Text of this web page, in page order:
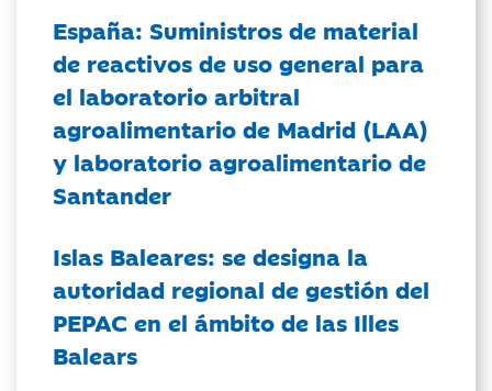
España: Suministros de material
de reactivos de uso general para
el laboratorio arbitral
agroalimentario de Madrid (LAA)
y laboratorio agroalimentario de
Santander
Islas Baleares: se designa la
autoridad regional de gestión del
PEPAC en el ámbito de las Illes
Balears